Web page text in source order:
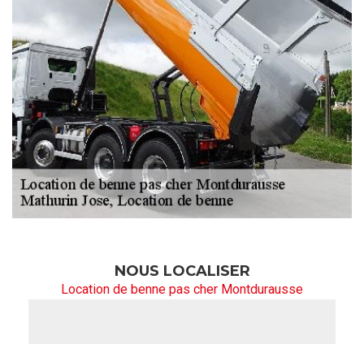
NOUS LOCALISER
Location de benne pas cher Montdurausse